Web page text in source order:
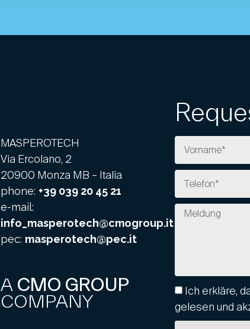
MASPEROTECH
Via Ercolano, 2
20900 Monza MB – Italia
phone: +39 039 20 45 21
e-mail:
info_masperotech@cmogroup.it
pec: masperotech@pec.it
A CMO GROUP
COMPANY
Ich erkläre,
gelesen und